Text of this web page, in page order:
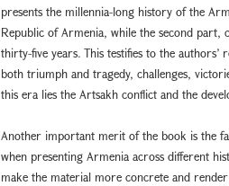
presents the millennia-long history of the
Republic of Armenia, while the second part,
thirty-five years. This testifies to the
both triumph and tragedy, challenges,
this era lies the Artsakh conflict and the
Another important merit of the book is the
when presenting Armenia across different
make the material more concrete and